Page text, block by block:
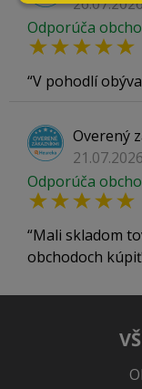
Odporúča
V pohodlí
Overený
21.07.2026
Odporúča
Mali skladom
obchodoch